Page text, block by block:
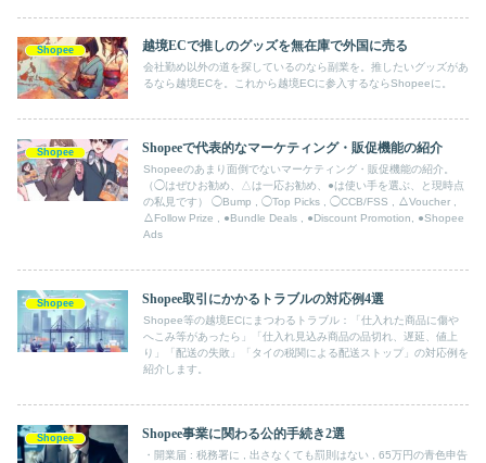
Shopee 越境ECで推しのグッズを無在庫で外国に売る
会社勤め以外の道を探しているのなら副業を。推したいグッズがあ
るなら越境ECを。これから越境ECに参入するならShopeeに。
Shopee Shopeeで代表的なマーケティング・販促機能の紹介
Shopeeのあまり面倒でないマーケティング・販促機能の紹介。
（◯はぜひお勧め、△は一応お勧め、●は使い手を選ぶ、と現時点
の私見です） ◯Bump , ◯Top Picks , ◯CCB/FSS , △Voucher ,
△Follow Prize , ●Bundle Deals , ●Discount Promotion, ●Shopee
Ads
Shopee Shopee取引にかかるトラブルの対応例4選
Shopee等の越境ECにまつわるトラブル：「仕入れた商品に傷や
へこみ等があったら」「仕入れ見込み商品の品切れ、遅延、値上
り」「配送の失敗」「タイの税関による配送ストップ」の対応例を
紹介します。
Shopee Shopee事業に関わる公的手続き2選
・開業届 : 税務署に , 出さなくても罰則はない , 65万円の青色申告